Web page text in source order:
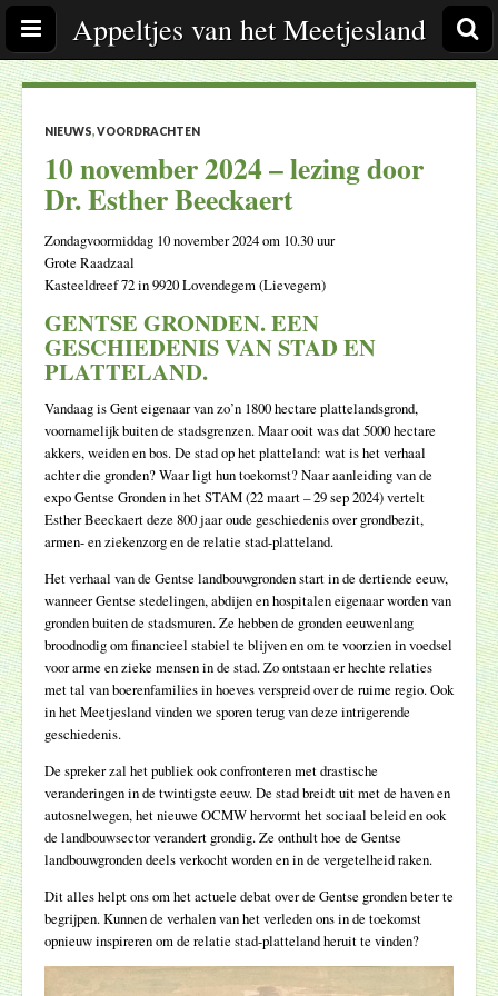
Appeltjes van het Meetjesland
NIEUWS,VOORDRACHTEN
10 november 2024 – lezing door
Dr. Esther Beeckaert
Zondagvoormiddag 10 november 2024 om 10.30 uur
Grote Raadzaal
Kasteeldreef 72 in 9920 Lovendegem (Lievegem)
GENTSE GRONDEN. EEN
GESCHIEDENIS VAN STAD EN
PLATTELAND.
Vandaag is Gent eigenaar van zo’n 1800 hectare plattelandsgrond,
voornamelijk buiten de stadsgrenzen. Maar ooit was dat 5000 hectare
akkers, weiden en bos. De stad op het platteland: wat is het verhaal
achter die gronden? Waar ligt hun toekomst? Naar aanleiding van de
expo Gentse Gronden in het STAM (22 maart – 29 sep 2024) vertelt
Esther Beeckaert deze 800 jaar oude geschiedenis over grondbezit,
armen- en ziekenzorg en de relatie stad-platteland.
Het verhaal van de Gentse landbouwgronden start in de dertiende eeuw,
wanneer Gentse stedelingen, abdijen en hospitalen eigenaar worden van
gronden buiten de stadsmuren. Ze hebben de gronden eeuwenlang
broodnodig om financieel stabiel te blijven en om te voorzien in voedsel
voor arme en zieke mensen in de stad. Zo ontstaan er hechte relaties
met tal van boerenfamilies in hoeves verspreid over de ruime regio. Ook
in het Meetjesland vinden we sporen terug van deze intrigerende
geschiedenis.
De spreker zal het publiek ook confronteren met drastische
veranderingen in de twintigste eeuw. De stad breidt uit met de haven en
autosnelwegen, het nieuwe OCMW hervormt het sociaal beleid en ook
de landbouwsector verandert grondig. Ze onthult hoe de Gentse
landbouwgronden deels verkocht worden en in de vergetelheid raken.
Dit alles helpt ons om het actuele debat over de Gentse gronden beter te
begrijpen. Kunnen de verhalen van het verleden ons in de toekomst
opnieuw inspireren om de relatie stad-platteland heruit te vinden?